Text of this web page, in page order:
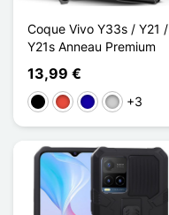
Coque Vivo Y33s / Y21 /
Y21s Anneau Premium
13,99 €
Schwarz
Rot Dunkelblau
Silber
+3